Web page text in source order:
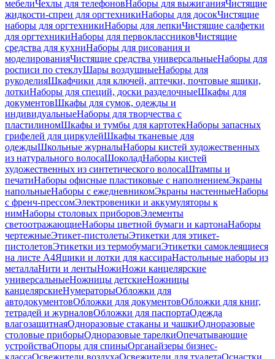
мебелиЧехлы для телефоновНаборы для выжиганияЧистящие
жидкости-спреи для оргтехникиНаборы для досокЧистящие
наборы для оргтехникиНаборы для лепкиЧистящие салфетки
для оргтехникиНаборы для первоклассниковЧистящие
средства для кухниНаборы для рисования и
моделированияЧистящие средства универсальныеНаборы для
росписи по стеклуШары воздушныеНаборы для
рукоделияШкафчики для ключей, аптечки, почтовые ящики,
лоткиНаборы для специй, доски разделочныеШкафы для
документовШкафы для сумок, одежды и
индивидуальныеНаборы для творчества с
пластилиномШкафы и тумбы для картотекНаборы запасных
грифелей для циркулейШкафы тканевые для
одеждыШкольные журналыНаборы кистей художественных
из натурального волосаШоколадНаборы кистей
художественных из синтетического волосаШтампы и
печатиНаборы офисные пластиковые с наполнениемЭкраны
напольныеНаборы с ежедневникомЭкраны настенныеНаборы
с френч-прессомЭлектровеники и аккумуляторы к
нимНаборы столовых приборовЭлементы
светоотражающиеНаборы цветной бумаги и картонаНаборы
чертежныеЭтикет-пистолетыЭтикетки для этикет-
пистолетовЭтикетки из термобумагиЭтикетки самоклеящиеся
на листе А4Ящики и лотки для кассираНастольные наборы из
металлаНити и лентыНожиНожи канцелярские
универсальныеНожницы детскиеНожницы
канцелярскиеНумераторыОбложки для
автодокументовОбложки для документовОбложки для книг,
тетрадей и журналовОбложки для паспортаОдежда
влагозащитнаяОдноразовые стаканы и чашкиОдноразовые
столовые приборыОдноразовые тарелкиОпечатывающие
устройстваОпоры для спиныОрганайзеры бизнес-
классаОсвежители воздухаОсвежители для туалетаОснастки